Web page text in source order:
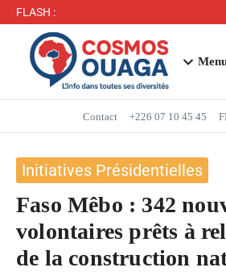
FLASH :
Mbappé entre dans
Contact +226 07 10 45 45
Initiatives Présidentielles
Faso Mêbo : 342
volontaires prêts à
de la construction